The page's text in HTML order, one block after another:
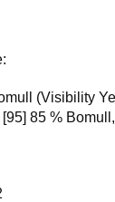
(Visibility
[95] 85 %